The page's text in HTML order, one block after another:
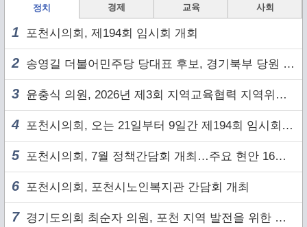
정치 경제 교육 사회
1 포천시의회, 제194회 임시회 개회
2 송영길 더불어민주당 당대표 후보, 경기북부 당원 및 2030 세대와 ‘소통 행보’
3 윤충식 의원, 2026년 제3회 지역교육협력 지역위원회 주재
4 포천시의회, 오는 21일부터 9일간 제194회 임시회 개회
5 포천시의회, 7월 정책간담회 개최…주요 현안 16건 점검
6 포천시의회, 포천시노인복지관 간담회 개최
7경기도의회 최순자 의원, 포천 지역 발전을 위한 정담회 개최